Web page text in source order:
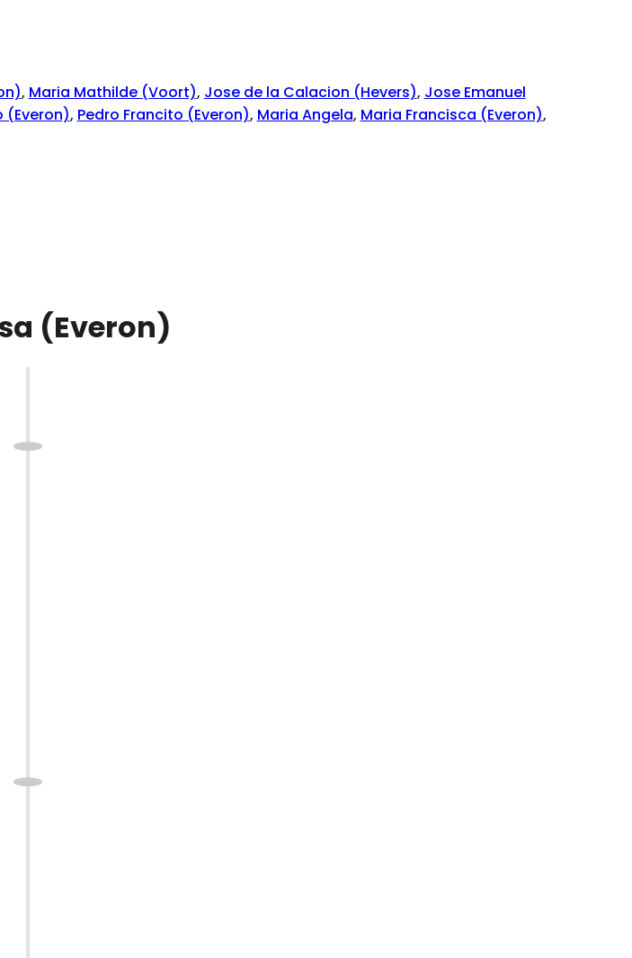
, Maria Mathilde (Voort), Jose de la Calacion (Hevers), Jose Emanuel
(Everon), Pedro Francito (Everon), Maria Angela, Maria Francisca (Everon),
(Everon)